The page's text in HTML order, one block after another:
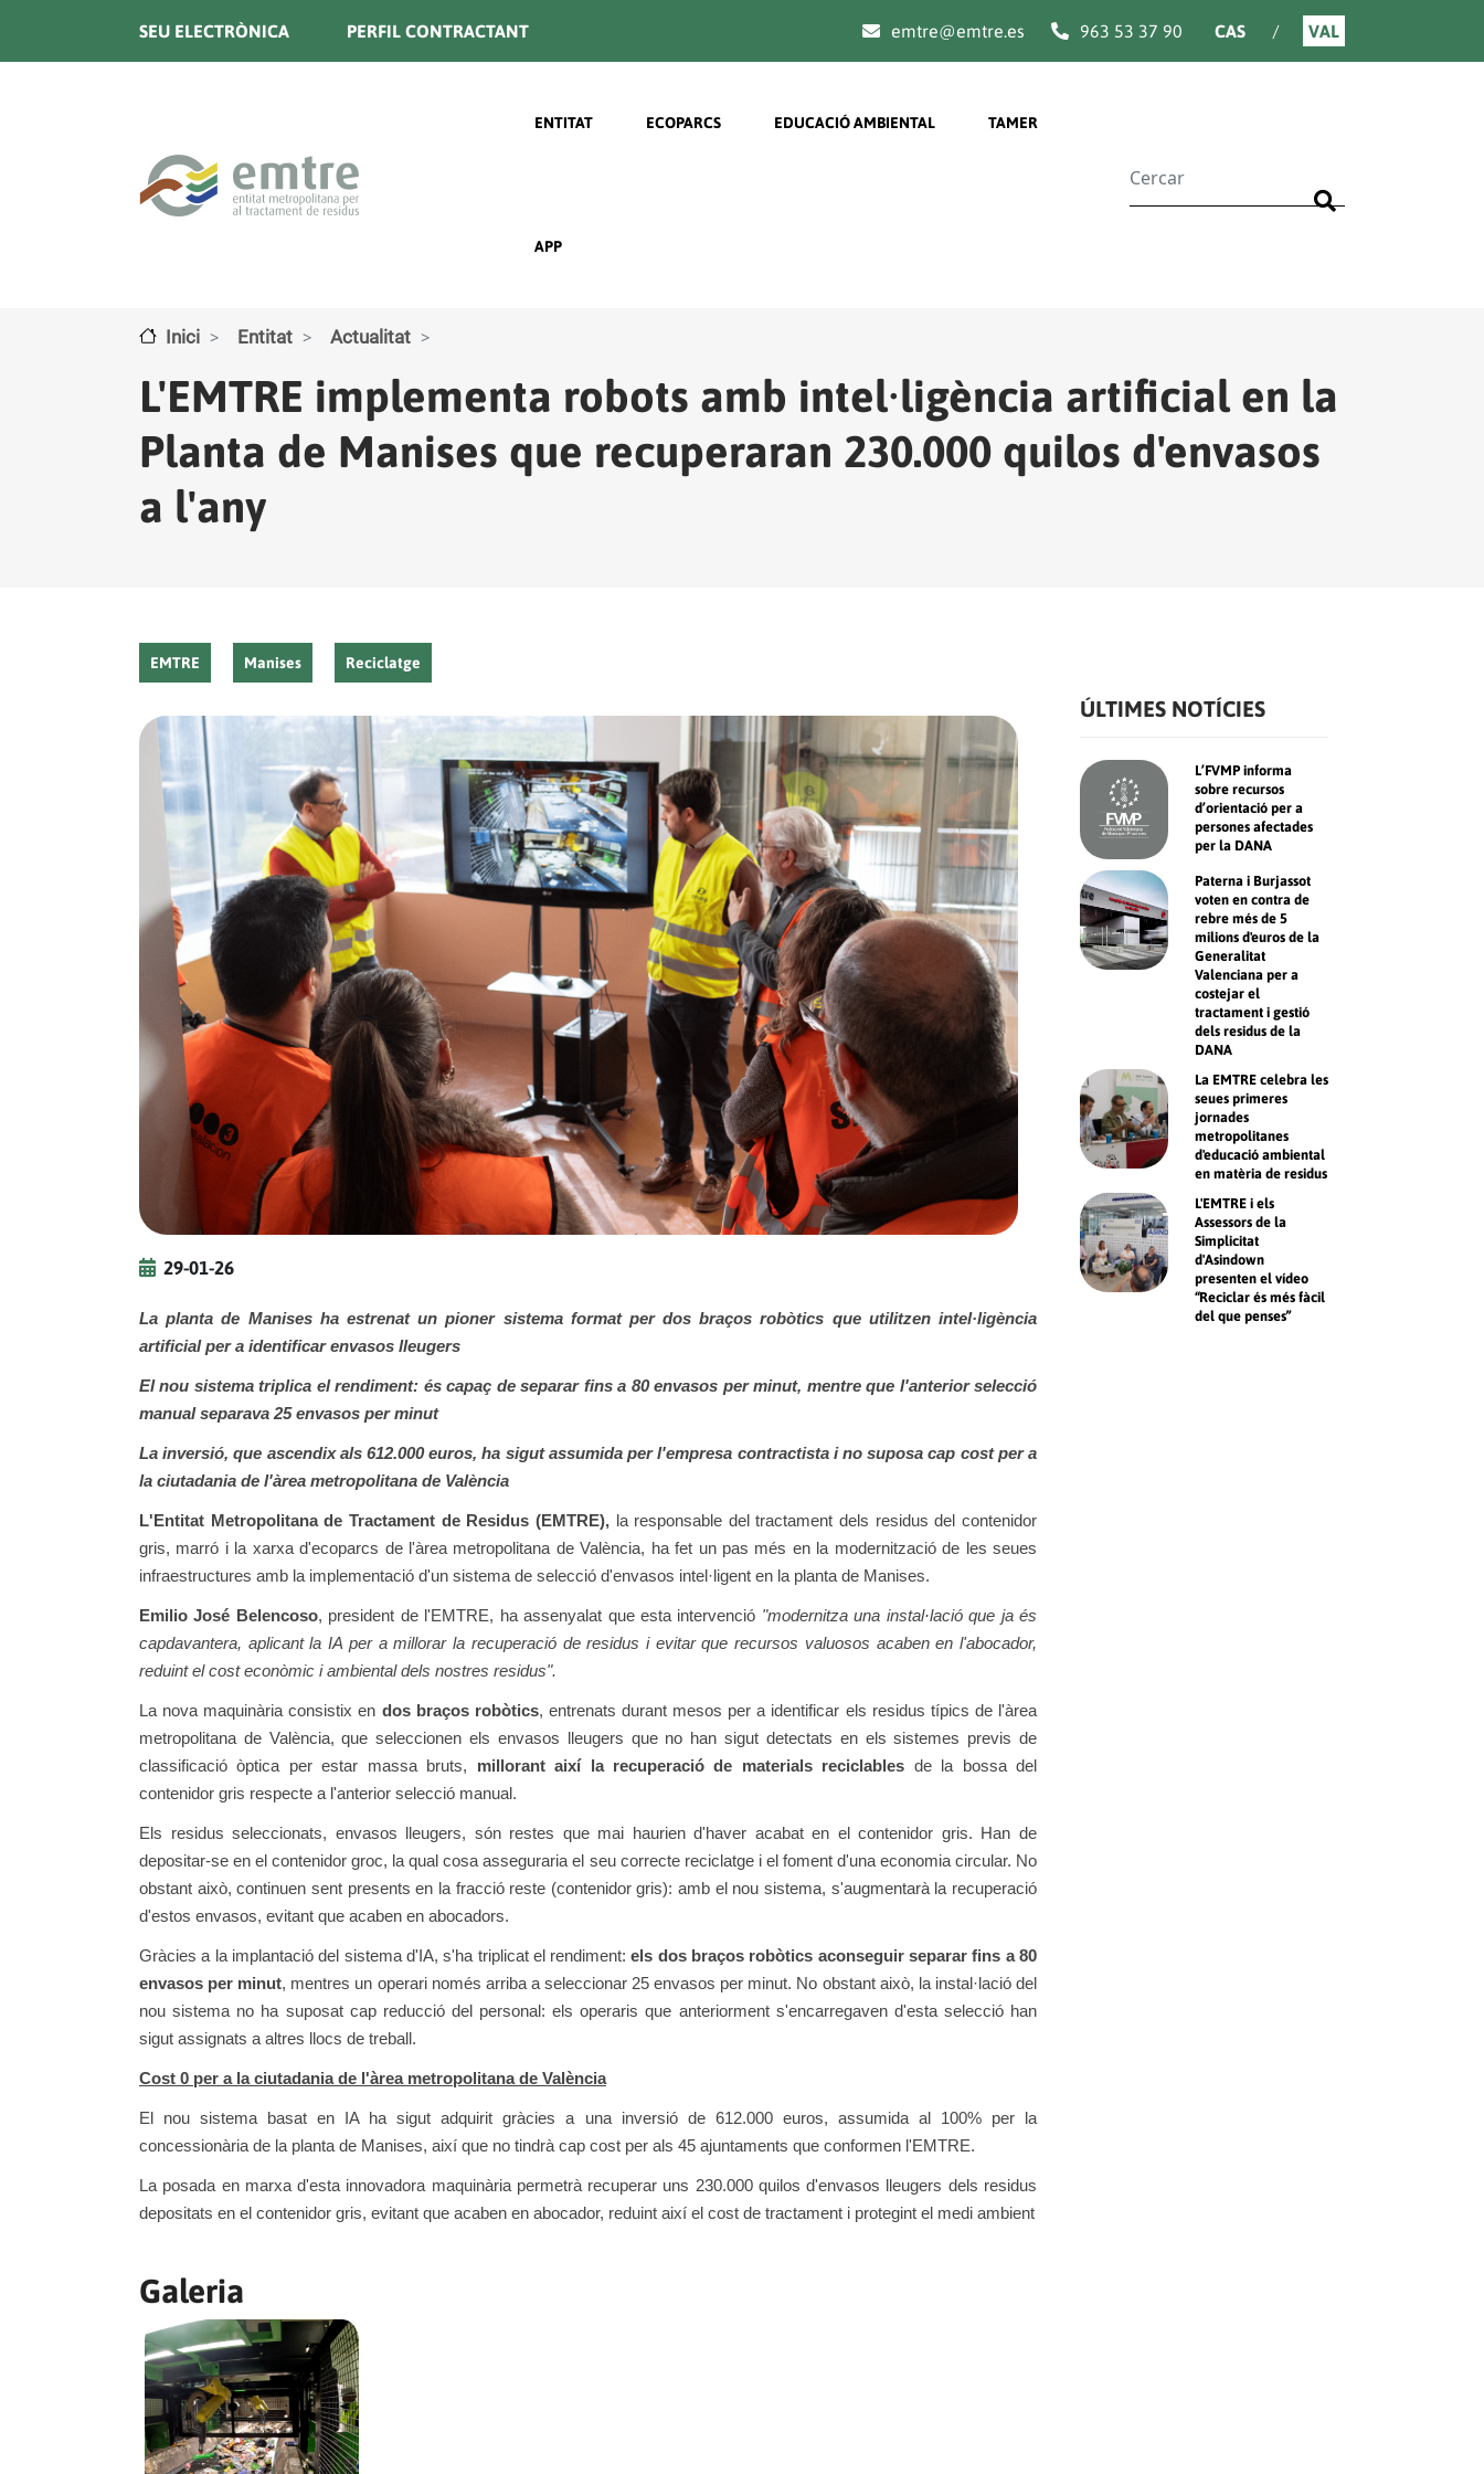
SEU ELECTRÒNICA PERFIL CONTRACTANT emtre@emtre.es 963 53 37 90 CAS VAL
ENTITAT ECOPARCS EDUCACIÓ AMBIENTAL TAMER
APP
Inici Entitat Actualitat
L'EMTRE implementa robots amb intel·ligència artificial en la
Planta de Manises que recuperaran 230.000 quilos d'envasos
a l'any
EMTRE Manises Reciclatge
29-01-26
La planta de Manises ha estrenat un pioner sistema format per dos braços robòtics que utilitzen intel·ligència
artificial per a identificar envasos lleugers
El nou sistema triplica el rendiment: és capaç de separar fins a 80 envasos per minut, mentre que l'anterior selecció
manual separava 25 envasos per minut
La inversió, que ascendix als 612.000 euros, ha sigut assumida per l'empresa contractista i no suposa cap cost per a
la ciutadania de l'àrea metropolitana de València
L'Entitat Metropolitana de Tractament de Residus (EMTRE),la responsable del tractament dels residus del contenidor
gris, marró i la xarxa d'ecoparcs de l'àrea metropolitana de València, ha fet un pas més en la modernització de les seues
infraestructures amb la implementació d'un sistema de selecció d'envasos intel·ligent en la planta de Manises.
Emilio José Belencoso, president de l'EMTRE, ha assenyalat que esta intervenció "modernitza una instal·lació que ja és
capdavantera, aplicant la IA per a millorar la recuperació de residus i evitar que recursos valuosos acaben en l'abocador,
reduint el cost econòmic i ambiental dels nostres residus".
La nova maquinària consistix en dos braços robòtics, entrenats durant mesos per a identificar els residus típics de l'àrea
metropolitana de València, que seleccionen els envasos lleugers que no han sigut detectats en els sistemes previs de
classificació òptica per estar massa bruts, millorant així la recuperació de materials reciclables de la bossa del
contenidor gris respecte a l'anterior selecció manual.
Els residus seleccionats, envasos lleugers, són restes que mai haurien d'haver acabat en el contenidor gris. Han de
depositar-se en el contenidor groc, la qual cosa asseguraria el seu correcte reciclatge i el foment d'una economia circular. No
obstant això, continuen sent presents en la fracció reste (contenidor gris): amb el nou sistema, s'augmentarà la recuperació
d'estos envasos, evitant que acaben en abocadors.
Gràcies a la implantació del sistema d'IA, s'ha triplicat el rendiment:els dos braços robòtics aconseguir separar fins a 80
envasos per minut, mentres un operari només arriba a seleccionar 25 envasos per minut. No obstant això, la instal·lació del
nou sistema no ha suposat cap reducció del personal: els operaris que anteriorment s'encarregaven d'esta selecció han
sigut assignats a altres llocs de treball.
Cost 0 per a la ciutadania de l'àrea metropolitana de València
El nou sistema basat en IA ha sigut adquirit gràcies a una inversió de 612.000 euros, assumida al 100% per la
concessionària de la planta de Manises, així que no tindrà cap cost per als 45 ajuntaments que conformen l'EMTRE.
La posada en marxa d'esta innovadora maquinària permetrà recuperar uns 230.000 quilos d'envasos lleugers dels residus
depositats en el contenidor gris, evitant que acaben en abocador, reduint així el cost de tractament i protegint el medi ambient
Galeria
ÚLTIMES NOTÍCIES
L’FVMP informa
sobre recursos
d’orientació per a
persones afectades
per la DANA
Paterna i Burjassot
voten en contra de
rebre més de 5
milions d'euros de la
Generalitat
Valenciana per a
costejar el
tractament i gestió
dels residus de la
DANA
La EMTRE celebra les
seues primeres
jornades
metropolitanes
d'educació ambiental
en matèria de residus
L'EMTRE i els
Assessors de la
Simplicitat
d'Asindown
presenten el vídeo
“Reciclar és més fàcil
del que penses”